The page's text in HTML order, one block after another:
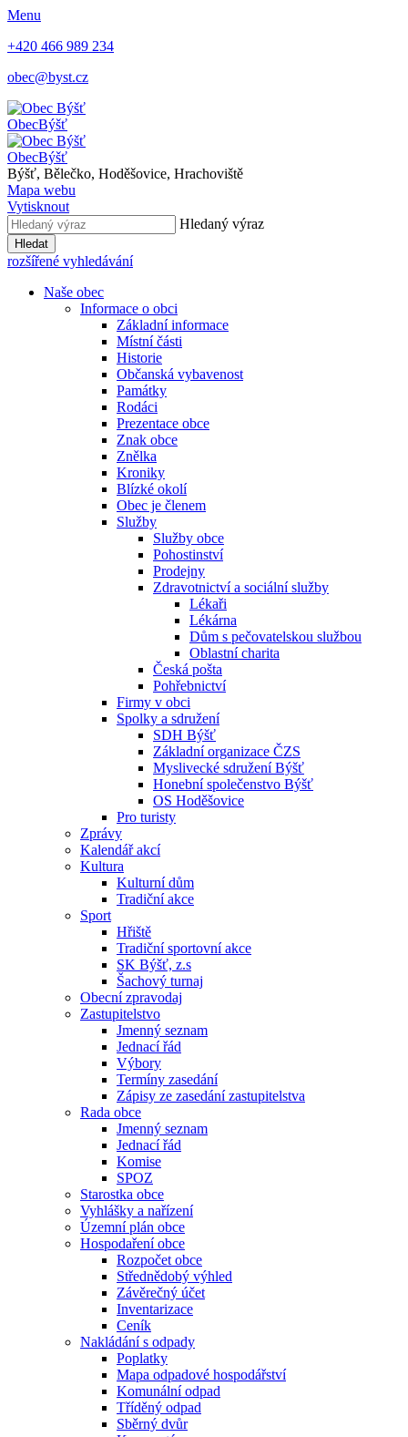
Menu
+420 466 989 234
obec@byst.cz
ObecBýšť
ObecBýšť
Býšť, Bělečko, Hoděšovice, Hrachoviště
Mapa webu
Vytisknout
Hledaný výraz
Hledat
rozšířené vyhledávání
Naše obec
Informace o obci
Základní informace
Místní části
Historie
Občanská vybavenost
Památky
Rodáci
Prezentace obce
Znak obce
Znělka
Kroniky
Blízké okolí
Obec je členem
Služby
Služby obce
Pohostinství
Prodejny
Zdravotnictví a sociální služby
Lékaři
Lékárna
Dům s pečovatelskou službou
Oblastní charita
Česká pošta
Pohřebnictví
Firmy v obci
Spolky a sdružení
SDH Býšť
Základní organizace ČZS
Myslivecké sdružení Býšť
Honební společenstvo Býšť
OS Hoděšovice
Pro turisty
Zprávy
Kalendář akcí
Kultura
Kulturní dům
Tradiční akce
Sport
Hřiště
Tradiční sportovní akce
SK Býšť, z.s
Šachový turnaj
Obecní zpravodaj
Zastupitelstvo
Jmenný seznam
Jednací řád
Výbory
Termíny zasedání
Zápisy ze zasedání zastupitelstva
Rada obce
Jmenný seznam
Jednací řád
Komise
SPOZ
Starostka obce
Vyhlášky a nařízení
Územní plán obce
Hospodaření obce
Rozpočet obce
Střednědobý výhled
Závěrečný účet
Inventarizace
Ceník
Nakládání s odpady
Poplatky
Mapa odpadové hospodářství
Komunální odpad
Tříděný odpad
Sběrný dvůr